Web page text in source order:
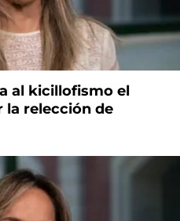
al kicillofismo el
la relección de